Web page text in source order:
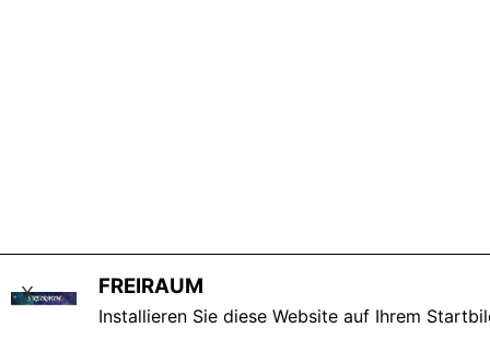
FREIRAUM
Installieren Sie diese Website auf Ihrem
X